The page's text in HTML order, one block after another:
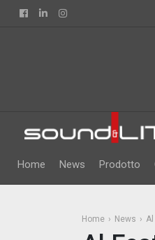
FacebookLinkedin
Home News Prodotto
Home News